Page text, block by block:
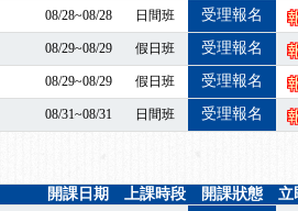
研討會
課及測驗時間將另行通知
錢補助學費，請您上課，開始囉~~
補課及測驗時間將另行通知
08/28~08/28 日間班 受理報名
08/29~08/29 假日班 受理報名
08/29~08/29 假日班 受理報名
08/31~08/31 日間班 受理報名
開課日期 上課時段 開課狀態 立